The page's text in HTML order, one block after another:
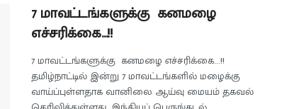
7 மாவட்டங்களுக்கு கனமழை
எச்சரிக்கை…!!
7 மாவட்டங்களுக்கு கனமழை எச்சரிக்கை...!!
தமிழ்நாட்டில் இன்று 7 மாவட்டங்களில் மழைக்கு
வாய்ப்புள்ளதாக வானிலை ஆய்வு மையம் தகவல்